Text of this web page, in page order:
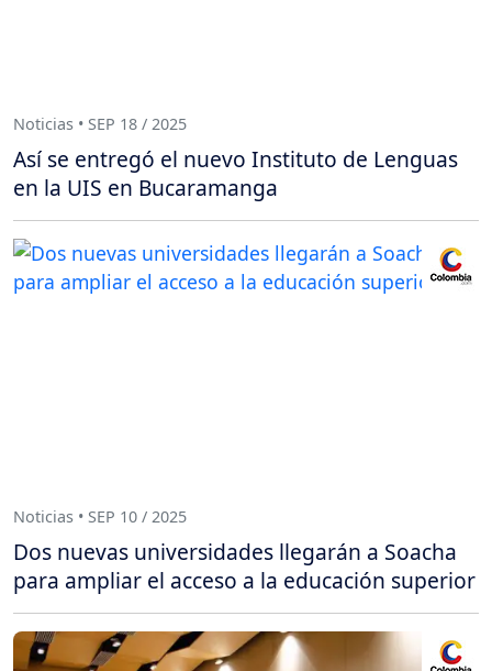
Noticias • SEP 18 / 2025
Así se entregó el nuevo Instituto de Lenguas
en la UIS en Bucaramanga
Noticias • SEP 10 / 2025
Dos nuevas universidades llegarán a Soacha
para ampliar el acceso a la educación superior